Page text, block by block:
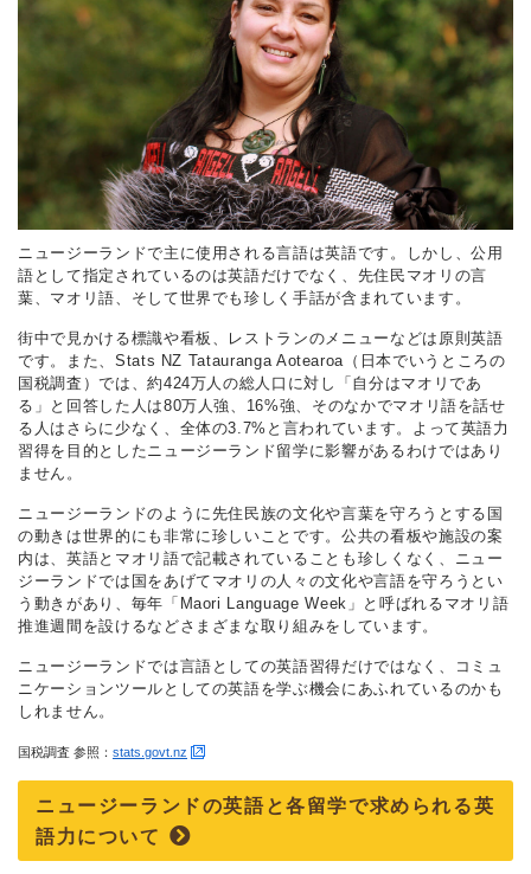
ニュージーランドで主に使用される言語は英語です。しかし、公用
語として指定されているのは英語だけでなく、先住民マオリの言
葉、マオリ語、そして世界でも珍しく手話が含まれています。
街中で見かける標識や看板、レストランのメニューなどは原則英語
です。また、Stats NZ Tatauranga Aotearoa（日本でいうところの
国税調査）では、約424万人の総人口に対し「自分はマオリであ
る」と回答した人は80万人強、16%強、そのなかでマオリ語を話せ
る人はさらに少なく、全体の3.7%と言われています。よって英語力
習得を目的としたニュージーランド留学に影響があるわけではあり
ません。
ニュージーランドのように先住民族の文化や言葉を守ろうとする国
の動きは世界的にも非常に珍しいことです。公共の看板や施設の案
内は、英語とマオリ語で記載されていることも珍しくなく、ニュー
ジーランドでは国をあげてマオリの人々の文化や言語を守ろうとい
う動きがあり、毎年「Maori Language Week」と呼ばれるマオリ語
推進週間を設けるなどさまざまな取り組みをしています。
ニュージーランドでは言語としての英語習得だけではなく、コミュ
ニケーションツールとしての英語を学ぶ機会にあふれているのかも
しれません。
国税調査 参照： stats.govt.nz
ニュージーランドの英語と各留学で求められる英
語力について